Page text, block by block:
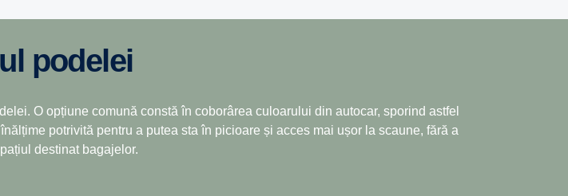
podelei
O opțiune comună constă în coborârea culoarului din autocar, sporind astfel
potrivită pentru a putea sta în picioare și acces mai ușor la scaune, fără a
destinat bagajelor.